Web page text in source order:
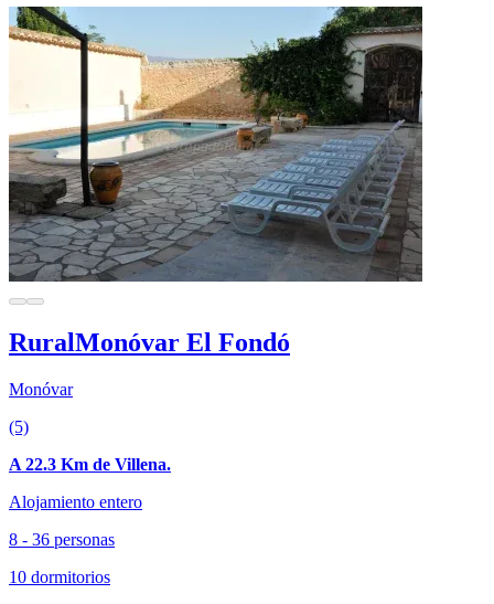
RuralMonóvar El Fondó
Monóvar
(5)
A 22.3 Km de Villena.
Alojamiento entero
8 - 36 personas
10 dormitorios